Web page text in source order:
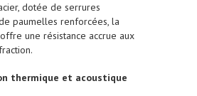
dotée de serrures
paumelles renforcées, la
offre une résistance accrue aux
thermique et acoustique